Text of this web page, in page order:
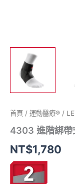
首頁 / 運動醫療® /
4303 進階綁帶
NT$1,780